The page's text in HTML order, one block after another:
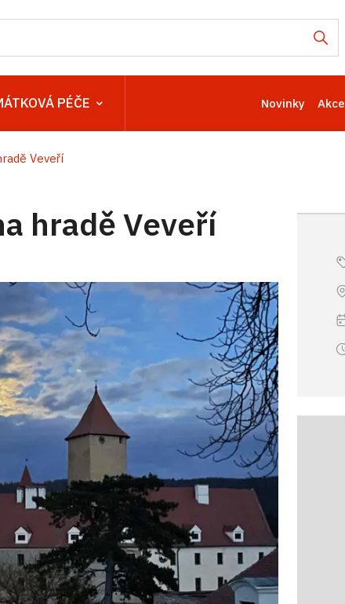
PÉČE Novinky Akce
Veveří
hradě Veveří